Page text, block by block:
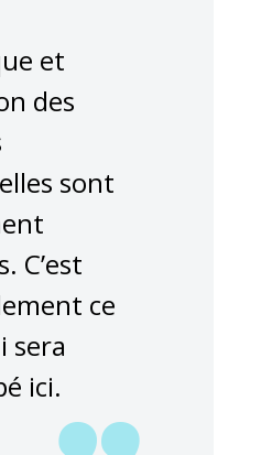
et
des
sont
C’est
ce
sera
ici.